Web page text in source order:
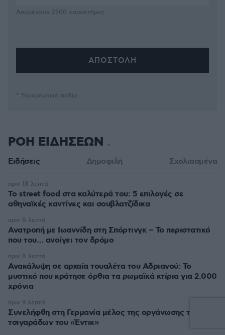
Απομένουν 2500 χαρακτήρες
* Υποχρεωτικά πεδία
ΡΟΗ ΕΙΔΗΣΕΩΝ
Ειδήσεις Δημοφιλή Σχολιασμένα
Το street food στα καλύτερά του: 5 επιλογές σε
αθηναϊκές καντίνες και σουβλατζίδικα
πριν 18 λεπτά
Ανατροπή με Ιωαννίδη στη Σπόρτινγκ – Το περιστατικό
που του… ανοίγει τον δρόμο
πριν 8 λεπτά
Ανακάλυψη σε αρχαία τουαλέτα του Αδριανού: Το
μυστικό που κράτησε όρθια τα ρωμαϊκά κτίρια για 2.000
χρόνια
πριν 8 λεπτά
Συνελήφθη στη Γερμανία μέλος της οργάνωσης των
τσιγαράδων του «Έντικ»
πριν 9 λεπτά